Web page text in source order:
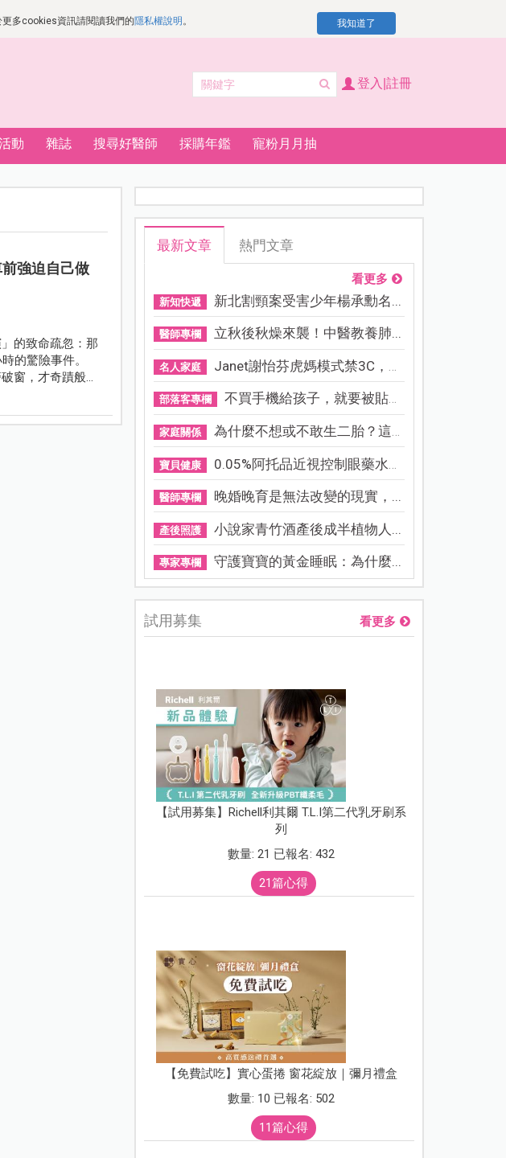
多cookies資訊請閱讀我們的隱私權說明 。 我知道了
登入|註冊
動 雜誌 搜尋好醫師 採購年鑑 寵粉月月抽
強迫自己做
的致命疏忽：那
的驚險事件。
窗，才奇蹟般地
最新文章 熱門文章
看更多
新知快遞 新北割頸案受害少年楊承勳名...
醫師專欄 立秋後秋燥來襲！中醫教養肺...
名人家庭 Janet謝怡芬虎媽模式禁3C，看...
部落客專欄 不買手機給孩子，就要被貼「...
家庭關係 為什麼不想或不敢生二胎？這8...
寶貝健康 0.05%阿托品近視控制眼藥水納...
醫師專欄 晚婚晚育是無法改變的現實，...
產後照護 小說家青竹酒產後成半植物人...
專家專欄 守護寶寶的黃金睡眠：為什麼...
試用募集 看更多
【試用募集】Richell利其爾 T.L.I第二代乳牙刷系
列
數量: 21 已報名: 432
21篇心得
【免費試吃】實心蛋捲 窗花綻放｜彌月禮盒
數量: 10 已報名: 502
11篇心得